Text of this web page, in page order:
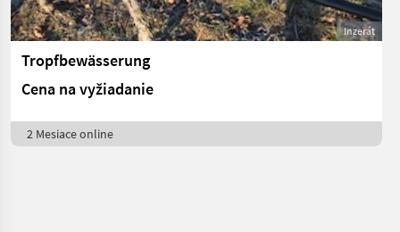
Inzerát
Tropfbewässerung
Cena na vyžiadanie
2 Mesiace online